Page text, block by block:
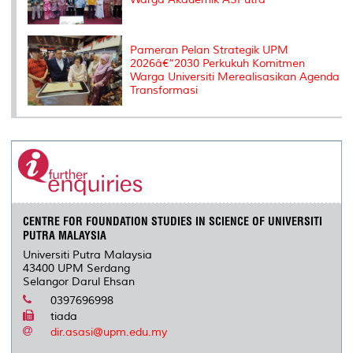
Pameran Pelan Strategik UPM
2026â€“2030 Perkukuh Komitmen
Warga Universiti Merealisasikan Agenda
Transformasi
CENTRE FOR FOUNDATION STUDIES IN SCIENCE OF UNIVERSITI
PUTRA MALAYSIA
Universiti Putra Malaysia
43400 UPM Serdang
Selangor Darul Ehsan
0397696998
tiada
dir.asasi@upm.edu.my